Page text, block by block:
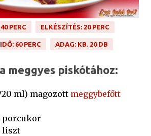
PERC ELKÉSZÍTÉS: 20 PERC
60 PERC ADAG: KB. 20 DB
meggyes piskótához:
ml) magozott meggybefőtt
porcukor
liszt